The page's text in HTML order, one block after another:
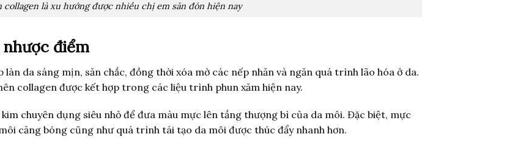
collagen là xu hướng được nhiều chị em săn đón hiện nay
nhược điểm
da sáng mịn, săn chắc, đồng thời xóa mờ các nếp nhăn và ngăn quá trình lão hóa ở da.
collagen được kết hợp trong các liệu trình phun xăm hiện nay.
chuyên dụng siêu nhỏ để đưa màu mực lên tầng thượng bì của da môi. Đặc biệt, mực
căng bóng cũng như quá trình tái tạo da môi được thúc đẩy nhanh hơn.